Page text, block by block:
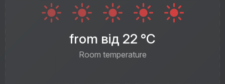
from від 22 °C
Room temperature